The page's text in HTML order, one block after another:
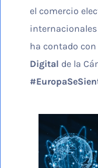
el comercio
internacionales
ha contado con
Digital de la